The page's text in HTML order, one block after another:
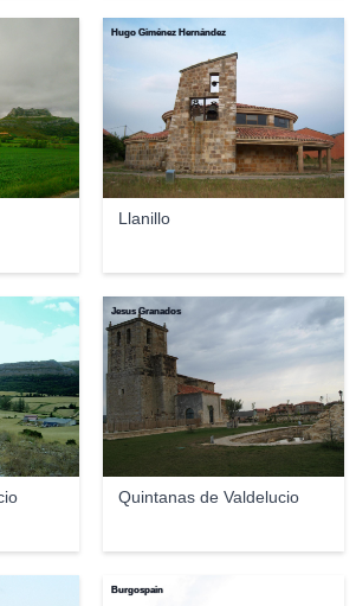
Llanillo
Hugo Giménez Hernández
Quintanas de Valdelucio
Jesus Granados
Burgospain